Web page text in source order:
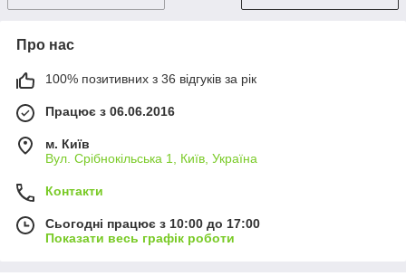
Про нас
100% позитивних з 36 відгуків за рік
Працює з 06.06.2016
м. Київ
Вул. Срібнокільська 1, Київ, Україна
Контакти
Сьогодні працює з 10:00 до 17:00
Показати весь графік роботи